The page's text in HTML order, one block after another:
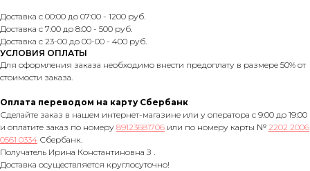
Доставка с 00:00 до 07:00 - 1200 руб.
Доставка с 7:00 до 8:00 - 500 руб.
Доставка с 23-00 до 00-00 - 400 руб.
УСЛОВИЯ ОПЛАТЫ
Для оформления заказа необходимо внести предоплату в размере 50% от
стоимости заказа.
Оплата переводом на карту Сбербанк
Сделайте заказ в нашем интернет-магазине или у оператора с 9:00 до 19:00
и оплатите заказ по номеру 89123681706 или по номеру карты № 2202 2006
0561 0334 Сбербанк.
Получатель Ирина Константиновна З .
Доставка осуществляется круглосуточно!